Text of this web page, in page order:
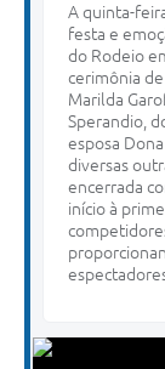
A quinta-
festa e
do Rodeio
cerimônia
Marilda
Sperandio,
esposa
diversas
encerrada
início à